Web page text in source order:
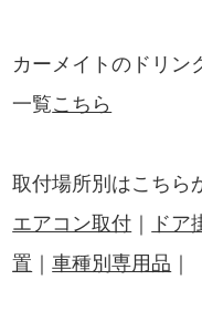
カーメイトのドリン
一覧こちら
取付場所別はこちら
エアコン取付
ドア
置 ｜車種別専用品